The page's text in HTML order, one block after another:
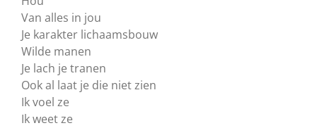
Van alles in jou
Je karakter lichaamsbouw
Wilde manen
Je lach je tranen
Ook al laat je die niet zien
Ik voel ze
Ik weet ze